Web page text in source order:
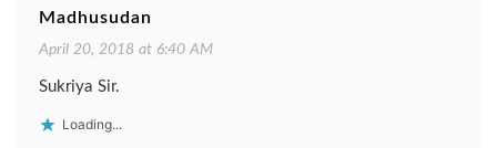
Madhusudan
April 20, 2018 at 6:40 AM
Sukriya Sir.
Loading...